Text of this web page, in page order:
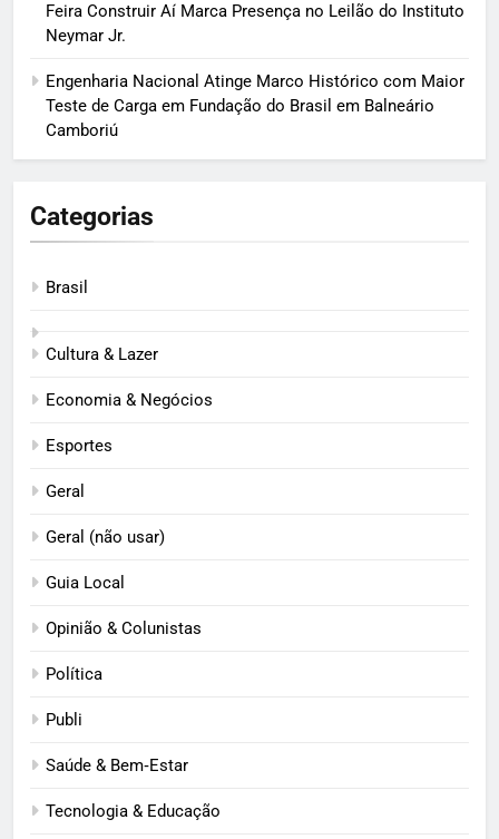
Feira Construir Aí Marca Presença no Leilão do Instituto
Neymar Jr.
Engenharia Nacional Atinge Marco Histórico com Maior
Teste de Carga em Fundação do Brasil em Balneário
Camboriú
Categorias
Brasil
Cultura & Lazer
Economia & Negócios
Esportes
Geral
Geral (não usar)
Guia Local
Opinião & Colunistas
Política
Publi
Saúde & Bem‑Estar
Tecnologia & Educação